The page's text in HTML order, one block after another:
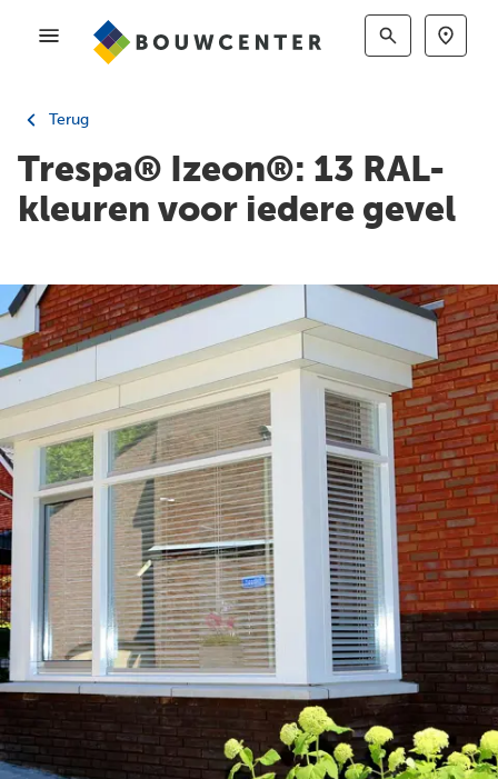
Terug
Trespa® Izeon®: 13 RAL-
kleuren voor iedere gevel